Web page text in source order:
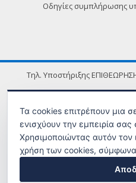
Οδηγίες συμπλήρωσης
Τηλ. Υποστήριξης
Τα cookies επιτρέπουν μια
ενισχύουν την εμπειρία σας
Χρησιμοποιώντας αυτόν
χρήση των cookies, σύμφωνα